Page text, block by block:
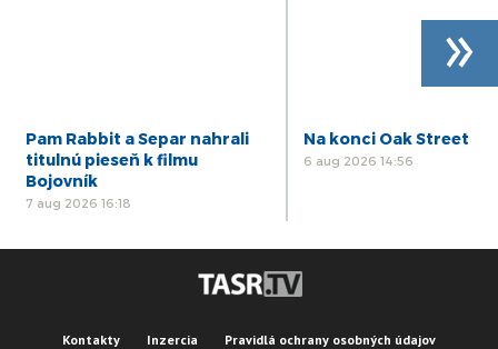
Pam Rabbit a Separ nahrali
titulnú pieseň k filmu
Bojovník
7 aug 2026 16:18
Na konci Oak Street
6 aug 2026 14:56
»
Kontakty Inzercia Pravidlá ochrany osobných údajov